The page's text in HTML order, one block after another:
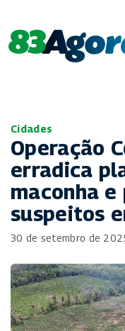
Cidades
Operação
erradica
maconha e
suspeitos
30 de setembro de